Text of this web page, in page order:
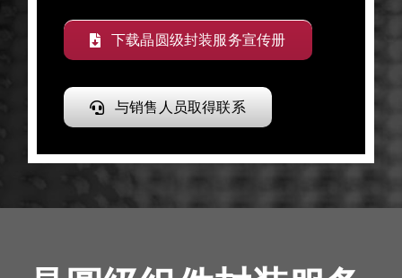
下载晶圆级封装服务宣传册
与销售人员取得联系